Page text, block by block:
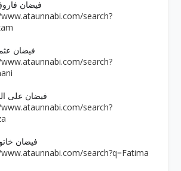
�� فیضان
search?
�� فیضان
search?
�� فیضان
search?
�� فیضان
search?q=Fatima